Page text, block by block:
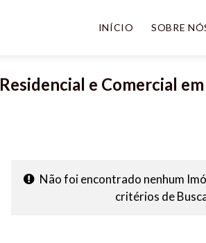
SOBRE
INÍCIO
Residencial e Comercial
Não foi encontrado nenhum
critérios de